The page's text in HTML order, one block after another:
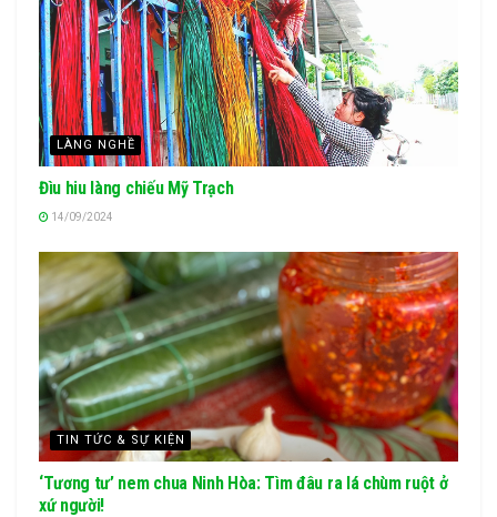
LÀNG NGHỀ
Đìu hiu làng chiếu Mỹ Trạch
14/09/2024
TIN TỨC & SỰ KIỆN
‘Tương tư’ nem chua Ninh Hòa: Tìm đâu ra lá chùm ruột ở
xứ người!